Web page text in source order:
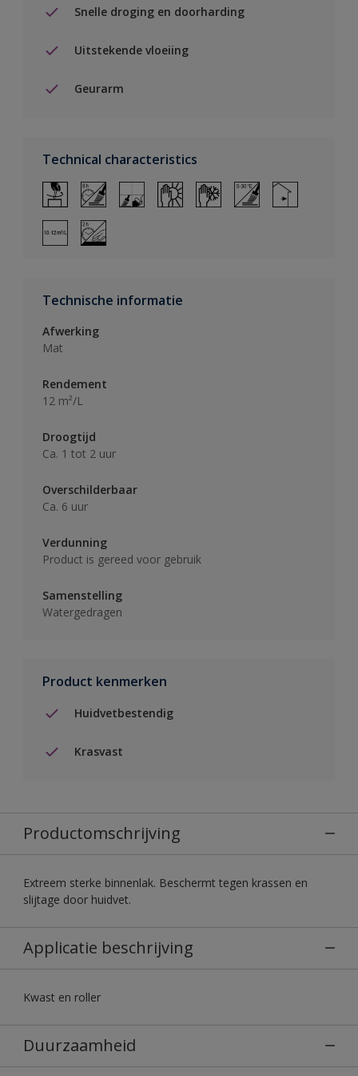
Snelle droging en doorharding
Uitstekende vloeiing
Geurarm
Technical characteristics
Technische informatie
Afwerking
Mat
Rendement
12 m²/L
Droogtijd
Ca. 1 tot 2 uur
Overschilderbaar
Ca. 6 uur
Verdunning
Product is gereed voor gebruik
Samenstelling
Watergedragen
Product kenmerken
Huidvetbestendig
Krasvast
Productomschrijving
Extreem sterke binnenlak. Beschermt tegen krassen en
slijtage door huidvet.
Applicatie beschrijving
Kwast en roller
Duurzaamheid